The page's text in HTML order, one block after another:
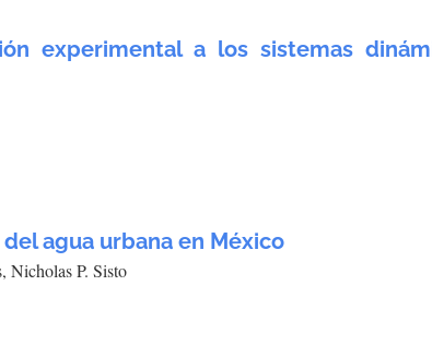
experimental a los sistemas
agua urbana en México
Nicholas P. Sisto